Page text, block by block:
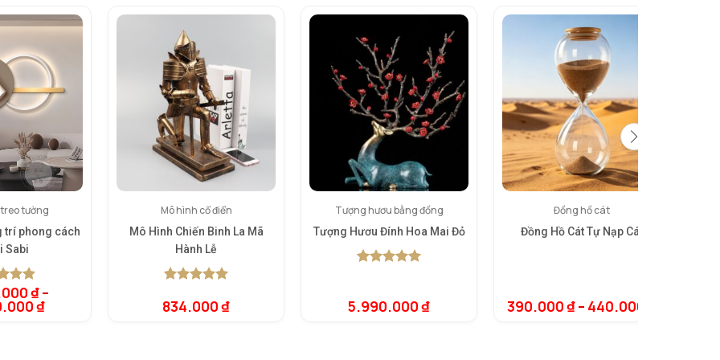
tường
trí phong cách
Sabi
5₫–
₫
Mô hình cổ điển
Mô Hình Chiến Binh La Mã
Hành Lễ
dựa trên
834.000₫
Tượng hươu bằng đồng
Tượng Hươu Đính Hoa Mai Đỏ
đánh giá
5.990.000₫
Đồng hồ cát
Đồng Hồ Cát Tự Nạp Cát
390.000₫– 440.000